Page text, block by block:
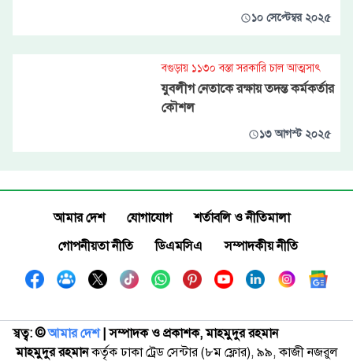
১০ সেপ্টেম্বর ২০২৫
বগুড়ায় ১১৩০ বস্তা সরকারি চাল আত্মসাৎ
যুবলীগ নেতাকে রক্ষায় তদন্ত কর্মকর্তার
কৌশল
১৩ আগস্ট ২০২৫
আমার দেশ যোগাযোগ
শর্তাবলি ও নীতিমালা
গোপনীয়তা নীতি
ডিএমসিএ সম্পাদকীয় নীতি
স্বত্ব: ©️আমার দেশ| সম্পাদক ও প্রকাশক, মাহমুদুর রহমান
মাহমুদুর রহমানকর্তৃক ঢাকা ট্রেড সেন্টার (৮ম ফ্লোর), ৯৯, কাজী নজরুল